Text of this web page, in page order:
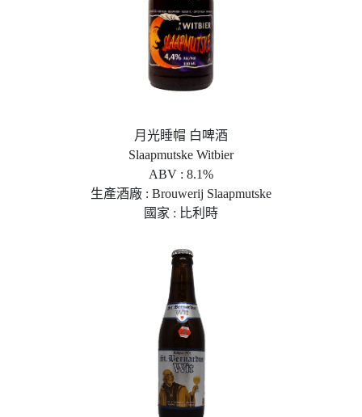
月光睡帽 白啤酒
Slaapmutske Witbier
ABV : 8.1%
生產酒廠 : Brouwerij Slaapmutske
國家 : 比利時